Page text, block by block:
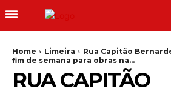
Home Limeira
Rua Capitão
fim de semana para obras na...
RUA CAPITÃO